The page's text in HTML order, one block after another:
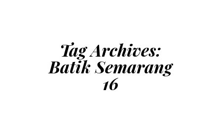
Tag Archives:
Batik Semarang
16